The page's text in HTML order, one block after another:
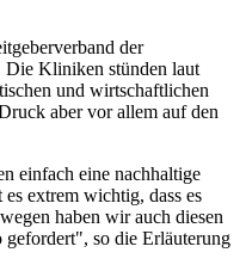
der
Kliniken stünden laut
und wirtschaftlichen
aber vor allem auf den
einfach eine nachhaltige
extrem wichtig, dass es
haben wir auch diesen
so die Erläuterung